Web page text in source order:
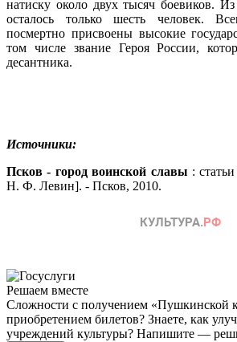
натиску около двух тысяч боевиков.
осталось только шесть человек.
посмертно присвоены высокие
том числе звание Героя России,
десантника.
Источники:
Псков - город воинской славы :
Н. Ф. Левин]. - Псков, 2010.
Решаем вместе
Сложности с получением «Пушкинской
приобретением билетов? Знаете, как
учреждений культуры? Напишите —